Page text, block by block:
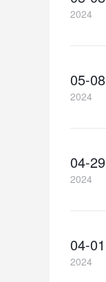
2024
05-08
2024
04-29
2024
04-01
2024